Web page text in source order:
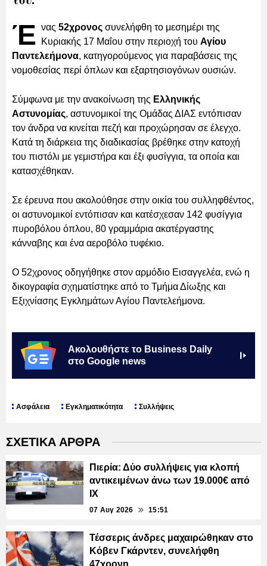
Έ νας 52χρονος συνελήφθη το μεσημέρι της
Κυριακής 17 Μαΐου στην περιοχή του Αγίου
Παντελεήμονα, κατηγορούμενος για παραβάσεις της
νομοθεσίας περί όπλων και εξαρτησιογόνων ουσιών.
Σύμφωνα με την ανακοίνωση της Ελληνικής
Αστυνομίας, αστυνομικοί της Ομάδας ΔΙΑΣ εντόπισαν
τον άνδρα να κινείται πεζή και προχώρησαν σε έλεγχο.
Κατά τη διάρκεια της διαδικασίας βρέθηκε στην κατοχή
του πιστόλι με γεμιστήρα και έξι φυσίγγια, τα οποία και
κατασχέθηκαν.
Σε έρευνα που ακολούθησε στην οικία του συλληφθέντος,
οι αστυνομικοί εντόπισαν και κατέσχεσαν 142 φυσίγγια
πυροβόλου όπλου, 80 γραμμάρια ακατέργαστης
κάνναβης και ένα αεροβόλο τυφέκιο.
Ο 52χρονος οδηγήθηκε στον αρμόδιο Εισαγγελέα, ενώ η
δικογραφία σχηματίστηκε από το Τμήμα Δίωξης και
Εξιχνίασης Εγκλημάτων Αγίου Παντελεήμονα.
Ακολουθήστε το Business Daily
στο Google news
Ασφάλεια Εγκληματικότητα Συλλήψεις
ΣΧΕΤΙΚΑ ΑΡΘΡΑ
Πιερία: Δύο συλλήψεις για κλοπή
αντικειμένων άνω των 19.000€ από
ΙΧ
07 Αυγ 2026 15:51
Τέσσερις άνδρες μαχαιρώθηκαν στο
Κόβεν Γκάρντεν, συνελήφθη
47χρονη